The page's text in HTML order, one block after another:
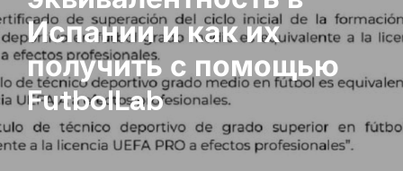
Испании и как их
получить с помощью
FutbolLab